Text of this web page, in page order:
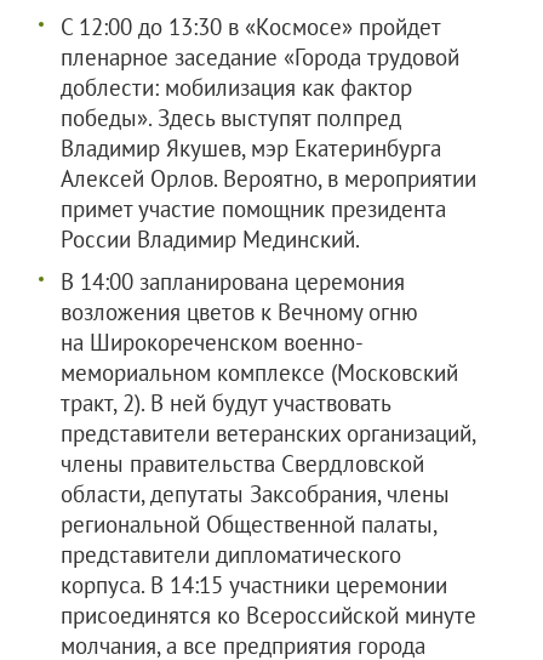
С 12:00 до 13:30 в «Космосе» пройдет
пленарное заседание «Города трудовой
доблести: мобилизация как фактор
победы». Здесь выступят полпред
Владимир Якушев, мэр Екатеринбурга
Алексей Орлов. Вероятно, в мероприятии
примет участие помощник президента
России Владимир Мединский.
В 14:00 запланирована церемония
возложения цветов к Вечному огню
на Широкореченском военно-
мемориальном комплексе (Московский
тракт, 2). В ней будут участвовать
представители ветеранских организаций,
члены правительства Свердловской
области, депутаты Заксобрания, члены
региональной Общественной палаты,
представители дипломатического
корпуса. В 14:15 участники церемонии
присоединятся ко Всероссийской минуте
молчания, а все предприятия города